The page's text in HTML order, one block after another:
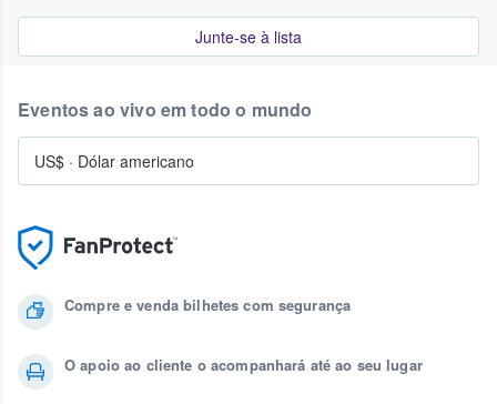
Junte-se à lista
Compre e venda bilhetes com segurança
O apoio ao cliente o acompanhará até ao seu lugar
Eventos ao vivo em todo o mundo
US$ · Dólar americano